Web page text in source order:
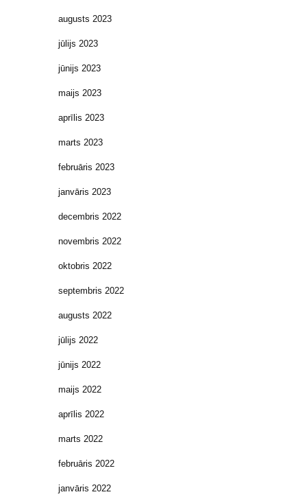
augusts 2023
jūlijs 2023
jūnijs 2023
maijs 2023
aprīlis 2023
marts 2023
februāris 2023
janvāris 2023
decembris 2022
novembris 2022
oktobris 2022
septembris 2022
augusts 2022
jūlijs 2022
jūnijs 2022
maijs 2022
aprīlis 2022
marts 2022
februāris 2022
janvāris 2022